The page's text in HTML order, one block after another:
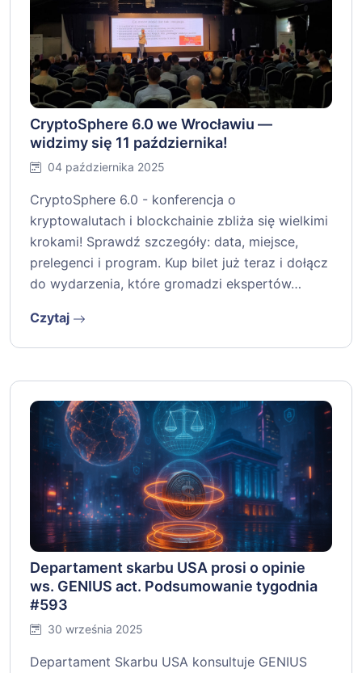
CryptoSphere 6.0 we Wrocławiu —
widzimy się 11 października!
04 października 2025
CryptoSphere 6.0 - konferencja o
kryptowalutach i blockchainie zbliża się wielkimi
krokami! Sprawdź szczegóły: data, miejsce,
prelegenci i program. Kup bilet już teraz i dołącz
do wydarzenia, które gromadzi ekspertów…
Czytaj
Departament skarbu USA prosi o opinie
ws. GENIUS act. Podsumowanie tygodnia
#593
30 września 2025
Departament Skarbu USA konsultuje GENIUS